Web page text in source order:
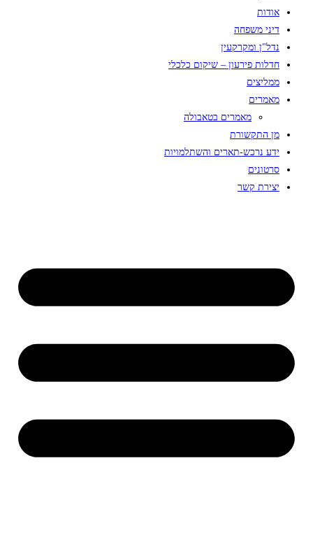
אודות
דיני משפחה
נדל"ן ומקרקעין
חדלות פירעון – שיקום כלכלי
ממליצים
מאמרים
מאמרים בטאבולה
מן התקשורת
ידע נרכש-תארים והשתלמויות
סרטונים
יצירת קשר